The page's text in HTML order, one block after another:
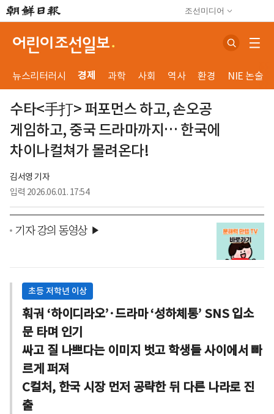
조선미디어
뉴스리터러시 경제 과학 사회 역사 환경 NIE 논술
수타<手打> 퍼포먼스 하고, 손오공
게임하고, 중국 드라마까지… 한국에
차이나컬쳐가 몰려온다!
김서영 기자
입력 2026.06.01. 17:54
기자 강의 동영상 ▶
초등 저학년 이상
훠궈 ‘하이디라오’·드라마 ‘성하체통’ SNS 입소
문 타며 인기
싸고 질 나쁘다는 이미지 벗고 학생들 사이에서 빠
르게 퍼져
C컬처, 한국 시장 먼저 공략한 뒤 다른 나라로 진
출